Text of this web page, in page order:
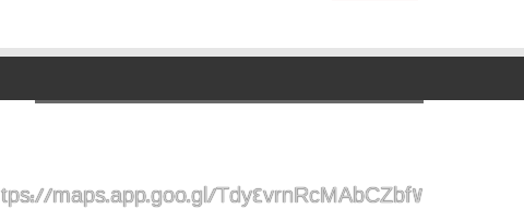
tps://maps.app.goo.gl/Tdy4vrnRcMAbCZbf7